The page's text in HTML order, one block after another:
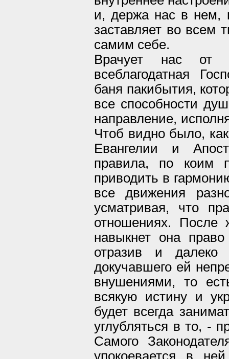
и, держа нас в нем,
заставляет во всем
самим себе.
Врачует нас от
всеблагодатная
баня пакибытия,
все способности
направление,
Чтоб видно было,
Евангелии и
правила, по коим
приводить в
все движения
усматривая, что
отношениях. После
навыкнет она
отразив и далеко
докучавшего ей
внушениями, то
всякую истину и
будет всегда
углубляться в то, -
Самого
упокоевается в